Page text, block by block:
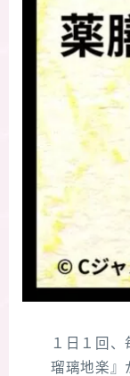
１日１回
瑠璃地楽』